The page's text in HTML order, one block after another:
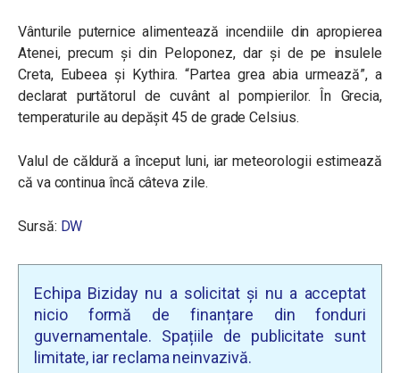
Vânturile puternice alimentează incendiile din apropierea
Atenei, precum și din Peloponez, dar și de pe insulele
Creta, Eubeea și Kythira. “Partea grea abia urmează”, a
declarat purtătorul de cuvânt al pompierilor. În Grecia,
temperaturile au depășit 45 de grade Celsius.
Valul de căldură a început luni, iar meteorologii estimează
că va continua încă câteva zile.
Sursă: DW
Echipa Biziday nu a solicitat și nu a acceptat
nicio formă de finanțare din fonduri
guvernamentale. Spațiile de publicitate sunt
limitate, iar reclama neinvazivă.